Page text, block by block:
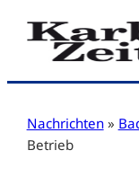
Zum
Inhalt
Nachrichten »
Betrieb